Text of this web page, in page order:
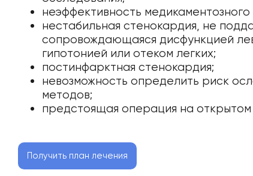
неэффективность
нестабильная стенокардия, не
сопровождающаяся дисфункцией
гипотонией или отеком легких;
постинфарктная стенокардия;
невозможность определить риск
методов;
предстоящая операция на
Получить план лечения